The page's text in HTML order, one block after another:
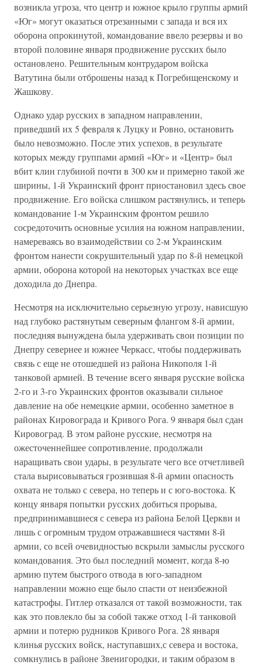
возникла угроза, что центр и южное крыло группы армий
«Юг» могут оказаться отрезанными с запада и вся их
оборона опрокинутой, командование ввело резервы и во
второй половине января продвижение русских было
остановлено. Решительным контрударом войска
Ватутина были отброшены назад к Погребищенскому и
Жашкову.
Однако удар русских в западном направлении,
приведший их 5 февраля к Луцку и Ровно, остановить
было невозможно. После этих успехов, в результате
которых между группами армий «Юг» и «Центр» был
вбит клин глубиной почти в 300кми примерно такой же
ширины, 1-й Украинский фронт приостановил здесь свое
продвижение. Его войска слишком растянулись, и теперь
командование 1-м Украинским фронтом решило
сосредоточить основные усилия на южном направлении,
намереваясь во взаимодействии со 2-м Украинским
фронтом нанести сокрушительный удар по 8-й немецкой
армии, оборона которой на некоторых участках все еще
доходила до Днепра.
Несмотря на исключительно серьезную угрозу, нависшую
над глубоко растянутым северным флангом 8-й армии,
последняя вынуждена была удерживать свои позиции по
Днепру севернее и южнее Черкасс, чтобы поддерживать
связь с еще не отошедшей из района Никополя 1-й
танковой армией. В течение всего января русские войска
2-го и 3-го Украинских фронтов оказывали сильное
давление на обе немецкие армии, особенно заметное в
районах Кировограда и Кривого Рога. 9 января был сдан
Кировоград. В этом районе русские, несмотря на
ожесточеннейшее сопротивление, продолжали
наращивать свои удары, в результате чего все отчетливей
стала вырисовываться грозившая 8-й армии опасность
охвата не только с севера, но теперь и с юго-востока. К
концу января попытки русских добиться прорыва,
предпринимавшиеся с севера из района Белой Церкви и
лишь с огромным трудом отражавшиеся частями 8-й
армии, со всей очевидностью вскрыли замыслы русского
командования. Это был последний момент, когда 8-ю
армию путем быстрого отвода в юго-западном
направлении можно еще было спасти от неизбежной
катастрофы. Гитлер отказался от такой возможности, так
как это повлекло бы за собой также отход 1-й танковой
армии и потерю рудников Кривого Рога. 28 января
клинья русских войск, наступавших,с севера и востока,
сомкнулись в районе Звенигородки, и таким образом в